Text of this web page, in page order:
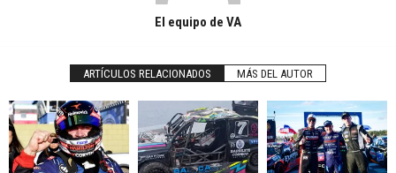
El equipo de VA
ARTÍCULOS RELACIONADOS MÁS DEL AUTOR